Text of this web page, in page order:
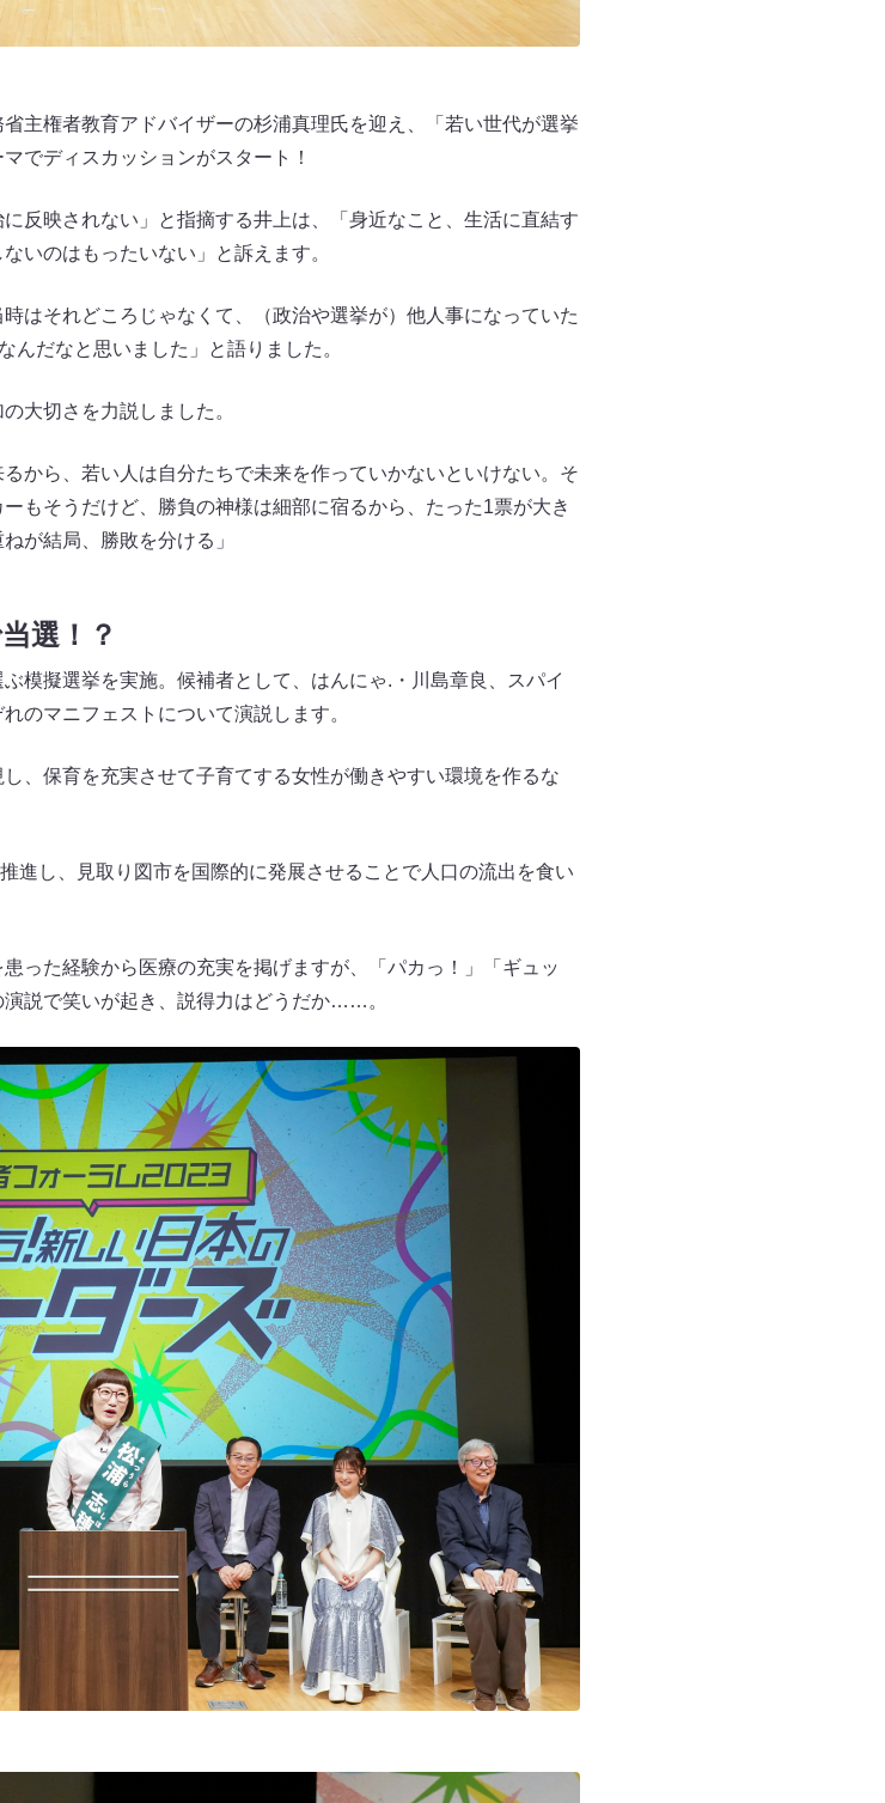
主権者教育アドバイザーの杉浦真理氏を迎え、「若い世代が選挙
でディスカッションがスタート！
反映されない」と指摘する井上は、「身近なこと、生活に直結す
いのはもったいない」と訴えます。
はそれどころじゃなくて、（政治や選挙が）他人事になっていた
んだなと思いました」と語りました。
大切さを力説しました。
から、若い人は自分たちで未来を作っていかないといけない。そ
もそうだけど、勝負の神様は細部に宿るから、たった1票が大き
が結局、勝敗を分ける」
選！？
模擬選挙を実施。候補者として、はんにゃ.・川島章良、スパイ
のマニフェストについて演説します。
、保育を充実させて子育てする女性が働きやすい環境を作るな
進し、見取り図市を国際的に発展させることで人口の流出を食い
った経験から医療の充実を掲げますが、「パカっ！」「ギュッ
説で笑いが起き、説得力はどうだか……。